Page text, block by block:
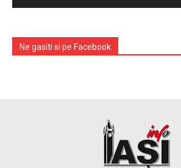
Ne gasiti si pe Facebook